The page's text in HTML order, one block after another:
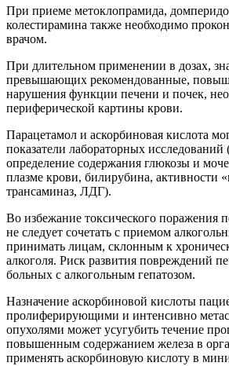
При приеме метоклопрамида,
колестирамина также необходимо
врачом.
При длительном применении в дозах,
превышающих рекомендованные,
нарушения функции печени и почек,
периферической картины крови.
Парацетамол и аскорбиновая кислота
показатели лабораторных исследований
определение содержания глюкозы и
плазме крови, билирубина, активности
трансаминаз, ЛДГ).
Во избежание токсического поражения
не следует сочетать с приемом
принимать лицам, склонным к
алкоголя. Риск развития повреждений
больных с алкогольным гепатозом.
Назначение аскорбиновой кислоты
пролиферирующими и интенсивно
опухолями может усугубить течение
повышенным содержанием железа в
применять аскорбиновую кислоту в